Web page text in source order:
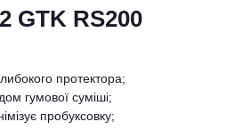
GTK RS200
протектора;
гумової суміші;
пробуксовку;